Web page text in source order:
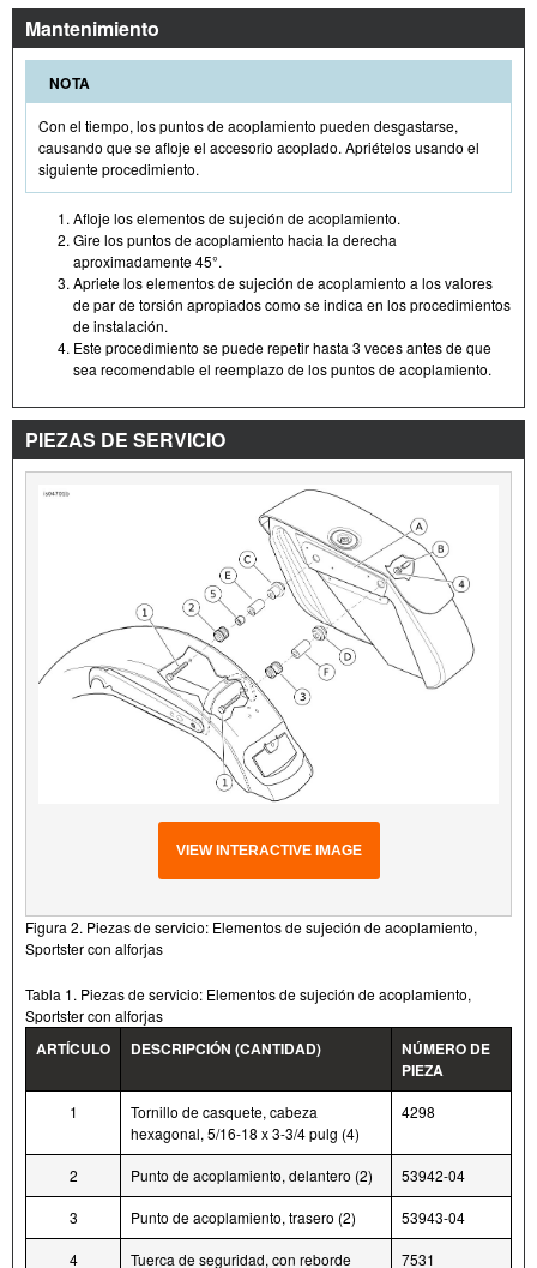
Mantenimiento
NOTA
Con el tiempo, los puntos de acoplamiento pueden desgastarse,
causando que se afloje el accesorio acoplado. Apriételos usando el
siguiente procedimiento.
Afloje los elementos de sujeción de acoplamiento.
Gire los puntos de acoplamiento hacia la derecha
aproximadamente 45°.
Apriete los elementos de sujeción de acoplamiento a los valores
de par de torsión apropiados como se indica en los procedimientos
de instalación.
Este procedimiento se puede repetir hasta 3 veces antes de que
sea recomendable el reemplazo de los puntos de acoplamiento.
PIEZAS DE SERVICIO
VIEW INTERACTIVE IMAGE
Figura 2. Piezas de servicio: Elementos de sujeción de acoplamiento,
Sportster con alforjas
Tabla 1. Piezas de servicio: Elementos de sujeción de acoplamiento,
Sportster con alforjas
ARTÍCULO DESCRIPCIÓN (CANTIDAD)
NÚMERO DE
PIEZA
1
Tornillo de casquete, cabeza
hexagonal, 5/16-18 x 3-3/4 pulg (4)
4298
2 Punto de acoplamiento, delantero (2) 53942-04
3 Punto de acoplamiento, trasero (2) 53943-04
4 Tuerca de seguridad, con reborde 7531